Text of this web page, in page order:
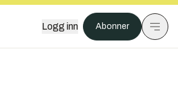
Logg inn Abonner